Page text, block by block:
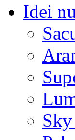
Idei